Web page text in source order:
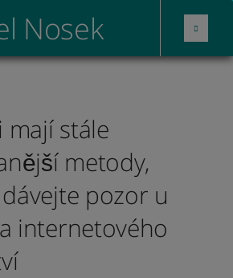
Nosek
mají stále
metody,
pozor u
internetového